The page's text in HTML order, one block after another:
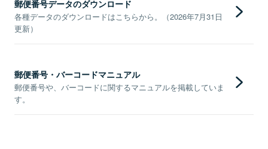
郵便番号データのダウンロード
各種データのダウンロードはこちらから。（2026年7月31日
更新）
郵便番号・バーコードマニュアル
郵便番号や、バーコードに関するマニュアルを掲載していま
す。